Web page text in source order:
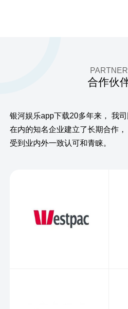
PARTNER
合作伙
银河娱乐app下载20多年来，
我
在内的知名企业建立了长期合作，
受到业内外一致认可和青睐。